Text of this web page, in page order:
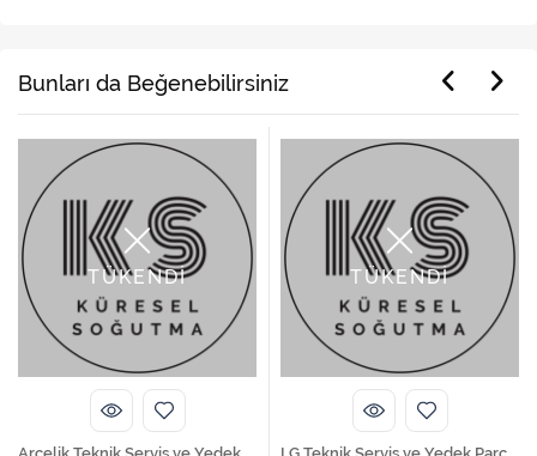
Bunları da Beğenebilirsiniz
TÜKENDİ TÜKENDİ